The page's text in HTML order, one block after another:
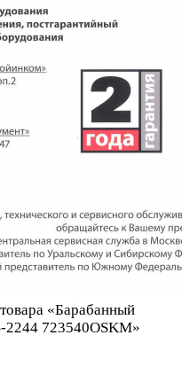
«Барабанный
2244 723540OSKM»